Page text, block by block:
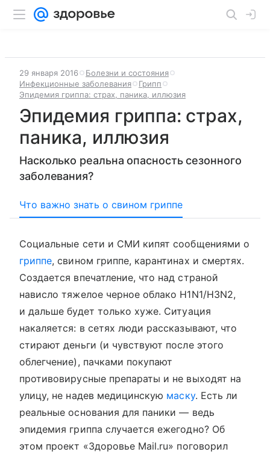
29 января 2016
Болезни и состояния
Инфекционные заболевания
Грипп
Эпидемия гриппа: страх, паника, иллюзия
Эпидемия гриппа: страх,
паника, иллюзия
Насколько реальна опасность сезонного
заболевания?
Что важно знать о свином гриппе
Социальные сети и СМИ кипят сообщениями о
гриппе, свином гриппе, карантинах и смертях.
Создается впечатление, что над страной
нависло тяжелое черное облако H1N1/H3N2,
и дальше будет только хуже. Ситуация
накаляется: в сетях люди рассказывают, что
стирают деньги (и чувствуют после этого
облегчение), пачками покупают
противовирусные препараты и не выходят на
улицу, не надев медицинскую маску. Есть ли
реальные основания для паники — ведь
эпидемия гриппа случается ежегодно? Об
этом проект «Здоровье Mail.ru» поговорил